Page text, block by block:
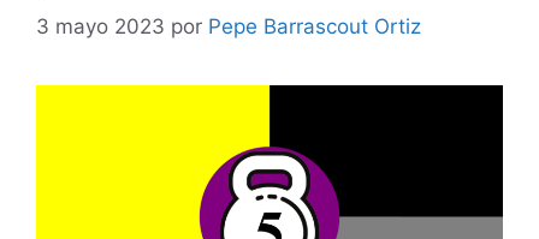
3 mayo 2023 por Pepe Barrascout Ortiz